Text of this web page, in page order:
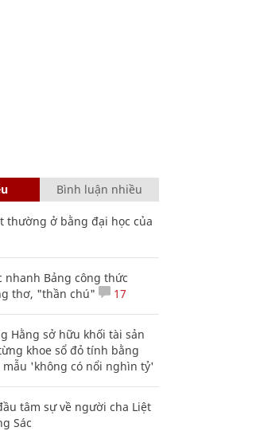
Bình luận nhiều
thường ở bằng đại học của
nhanh Bảng công thức
thơ, "thần chú"
17
Hằng sở hữu khối tài sản
khoe sổ đỏ tính bằng
mẫu 'không có nổi nghìn tỷ'
tâm sự về người cha Liệt
Sác